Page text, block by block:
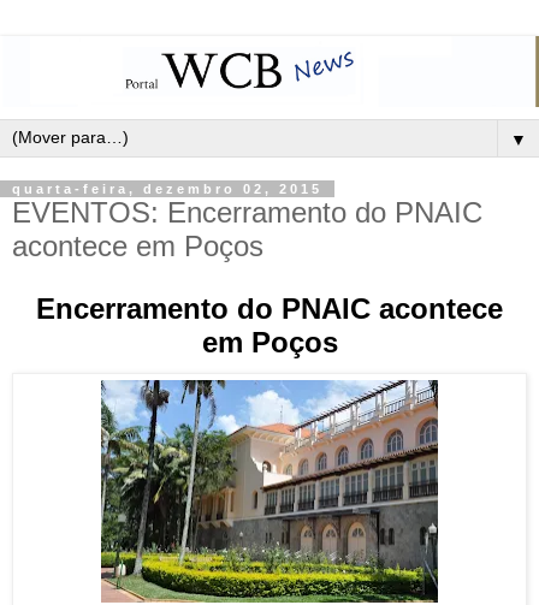
▼
quarta-feira, dezembro 02, 2015
EVENTOS: Encerramento do PNAIC
acontece em Poços
Encerramento do PNAIC acontece
em Poços